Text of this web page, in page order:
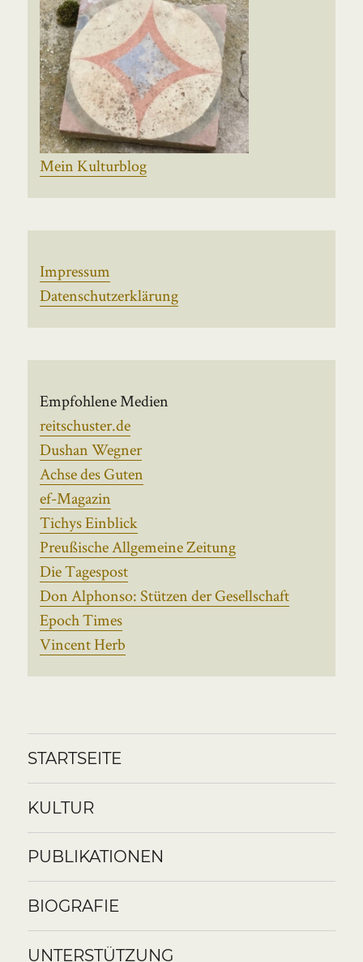
Mein Kulturblog
Impressum
Datenschutzerklärung
Empfohlene Medien
reitschuster.de
Dushan Wegner
Achse des Guten
ef-Magazin
Tichys Einblick
Preußische Allgemeine Zeitung
Die Tagespost
Don Alphonso: Stützen der Gesellschaft
Epoch Times
Vincent Herb
STARTSEITE
KULTUR
PUBLIKATIONEN
BIOGRAFIE
UNTERSTÜTZUNG